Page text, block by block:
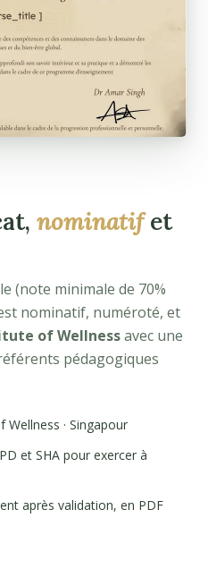
nominatifet
(note minimale de 70%
nominatif, numéroté, et
of Wellnessavec une
pédagogiques
· Singapour
et SHA pour exercer à
après validation, en PDF